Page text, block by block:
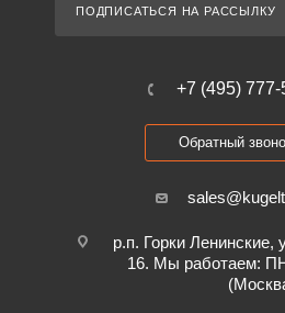
ПОДПИСАТЬСЯ НА РАССЫЛКУ
+7 (495) 777-
Обратный
р.п. Горки Ленинские,
16. Мы работаем: